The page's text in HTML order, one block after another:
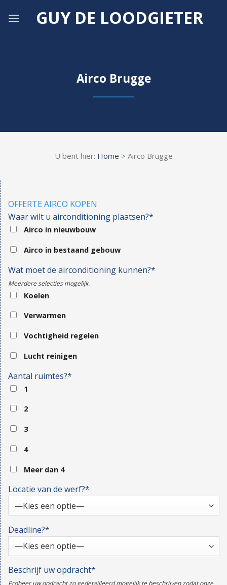
GUY DE LOODGIETER
Airco Brugge
U bent hier: Home > Airco Brugge
OFFERTE AIRCO KOPEN
Waar wilt u airconditioning plaatsen?*
Airco in nieuwbouw
Airco in bestaand gebouw
Wat moet de airconditioning kunnen?*
Meerdere selecties mogelijk.
Koelen
Verwarmen
Vochtigheid regelen
Lucht reinigen
Aantal ruimtes?*
1
2
3
4
Meer dan 4
Locatie van de werf?*
Deadline?*
Beschrijf uw opdracht*
Probeer uw opdracht zo gedetailleerd mogelijk te beschrijven zodat onze